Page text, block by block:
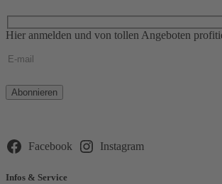
Hier anmelden und von tollen Angeboten
Bitte
lasse
leer.
Facebook Instagram
Infos & Service